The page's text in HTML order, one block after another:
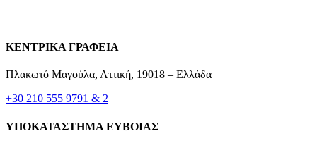
ΚΕΝΤΡΙΚΑ ΓΡΑΦΕΙΑ
Πλακωτό Μαγούλα, Αττική, 19018 – Ελλάδα
+30 210 555 9791 & 2
ΥΠΟΚΑΤΑΣΤΗΜΑ ΕΥΒΟΙΑΣ